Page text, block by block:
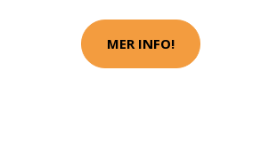
MER INFO!